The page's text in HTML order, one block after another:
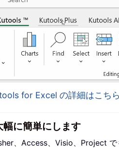
for Excel の詳細はこちら
に簡単にします
、Access、Visio、Project で